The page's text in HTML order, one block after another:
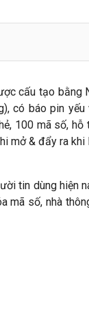
cấu tạo bằng
có báo pin yếu
100 mã số, hỗ
mở & đẩy ra khi
tin dùng hiện
mã số, nhà